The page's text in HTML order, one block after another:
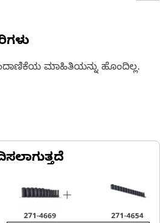
Set is used for high-torque
efficient and reliable fastening of
ಮಾಹಿತಿಯನ್ನು ಹೊಂದಿಲ್ಲ.
271-4669 271-4654